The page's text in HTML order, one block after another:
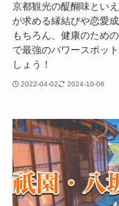
京都観光の醍醐味とい
が求める縁結びや恋愛
もちろん、健康のため
で最強のパワースポッ
しょう！
2022-04-02 2024-10-06